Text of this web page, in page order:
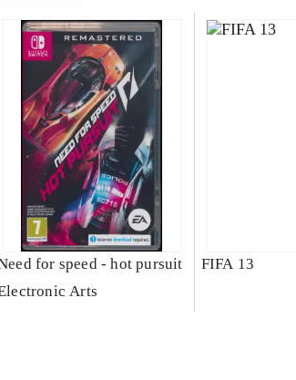
for speed - hot pursuit
Arts
FIFA 13